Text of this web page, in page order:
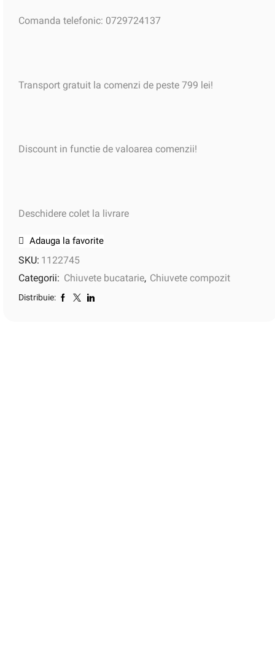
Comanda telefonic: 0729724137
Transport gratuit la comenzi de peste 799 lei!
Discount in functie de valoarea comenzii!
Deschidere colet la livrare
Adauga la favorite
SKU: 1122745
Categorii: Chiuvete bucatarie, Chiuvete compozit
Distribuie: